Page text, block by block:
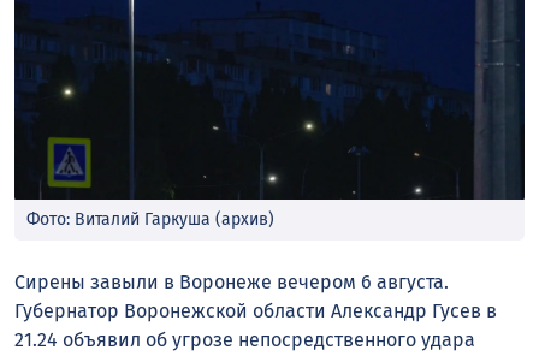
Фото: Виталий Гаркуша (архив)
Сирены завыли в Воронеже вечером 6 августа.
Губернатор Воронежской области Александр Гусев в
21.24 объявил об угрозе непосредственного удара